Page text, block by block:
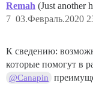
Remah (Just another
03.Февраль.2020
7
К сведению:
которые помогут в
@Canapin